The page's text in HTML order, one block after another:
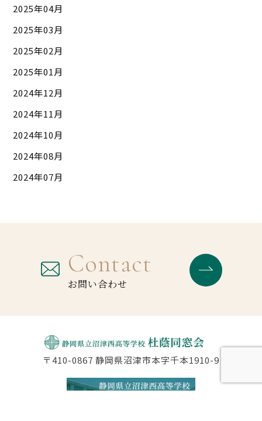
2025年04月
2025年03月
2025年02月
2025年01月
2024年12月
2024年11月
2024年10月
2024年08月
2024年07月
Contact
お問い合わせ
〒410-0867 静岡県沼津市本字千本1910-9